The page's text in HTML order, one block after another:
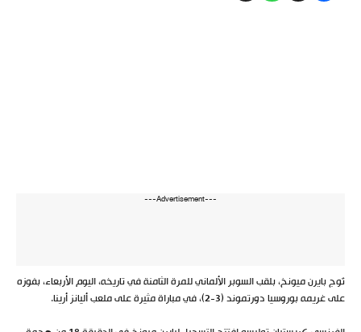
---Advertisement---
تُوج بايرن ميونخ، بلقب السوبر الألماني للمرة الثامنة في تاريخه، اليوم الأربعاء، بفوزه
على غريمه بوروسيا دورتموند (3-2)، في مباراة مثيرة على ملعب أليانز أرينا.